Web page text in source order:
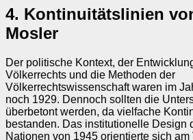
4. Kontinuitätslinien
Mosler
Der politische Kontext, der
Völkerrechts und die Methoden der
Völkerrechtswissenschaft waren im
noch 1929. Dennoch sollten die
überbetont werden, da vielfache
bestanden. Das institutionelle Design
Nationen von 1945 orientierte sich